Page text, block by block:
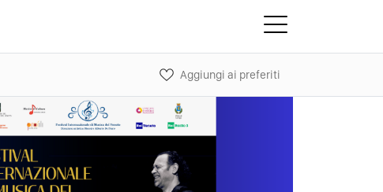
Aggiungi ai preferiti